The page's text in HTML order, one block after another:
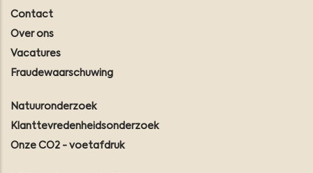
Contact
Over ons
Vacatures
Fraudewaarschuwing
Natuuronderzoek
Klanttevredenheidsonderzoek
Onze CO2 - voetafdruk